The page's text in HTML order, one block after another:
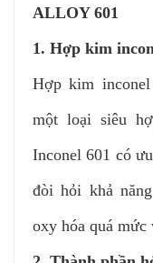
ALLOY 601
1. Hợp kim
Hợp kim
một loại siêu
Inconel 601 có
đòi hỏi khả
oxy hóa quá mức